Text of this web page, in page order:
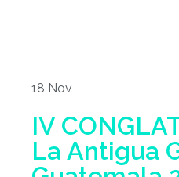
18 Nov
IV
La Antigua